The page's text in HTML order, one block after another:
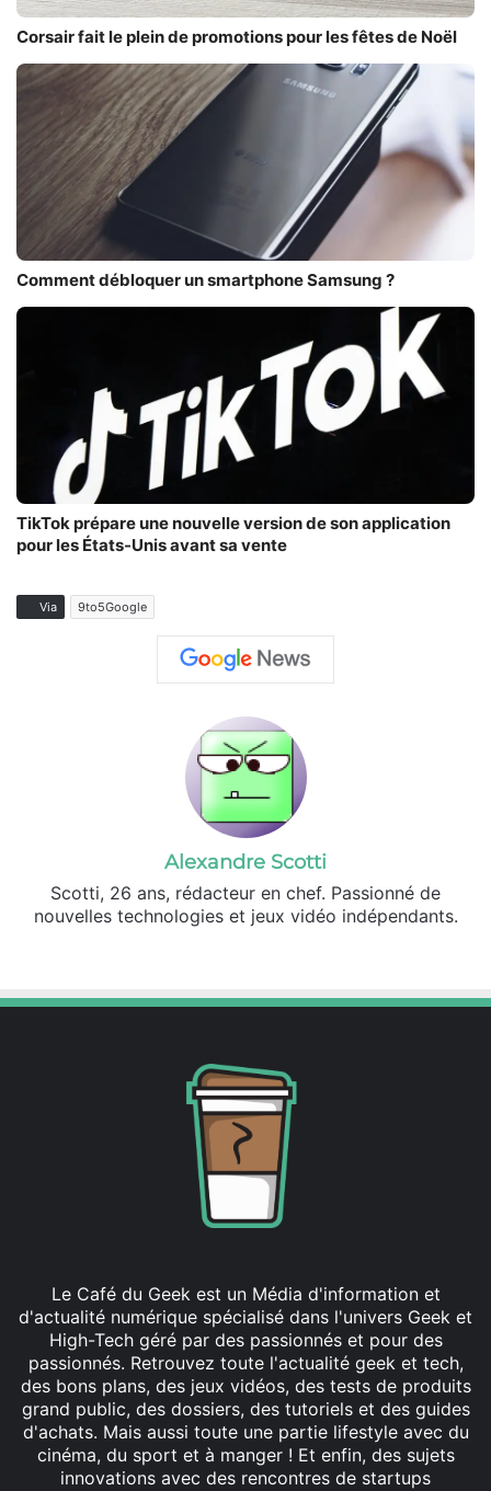
Corsair fait le plein de promotions pour les fêtes de Noël
Comment débloquer un smartphone Samsung ?
TikTok prépare une nouvelle version de son application
pour les États-Unis avant sa vente
Via 9to5Google
Alexandre Scotti
Scotti, 26 ans, rédacteur en chef. Passionné de
nouvelles technologies et jeux vidéo indépendants.
Le Café du Geek est un Média d'information et
d'actualité numérique spécialisé dans l'univers Geek et
High-Tech géré par des passionnés et pour des
passionnés. Retrouvez toute l'actualité geek et tech,
des bons plans, des jeux vidéos, des tests de produits
grand public, des dossiers, des tutoriels et des guides
d'achats. Mais aussi toute une partie lifestyle avec du
cinéma, du sport et à manger ! Et enfin, des sujets
innovations avec des rencontres de startups